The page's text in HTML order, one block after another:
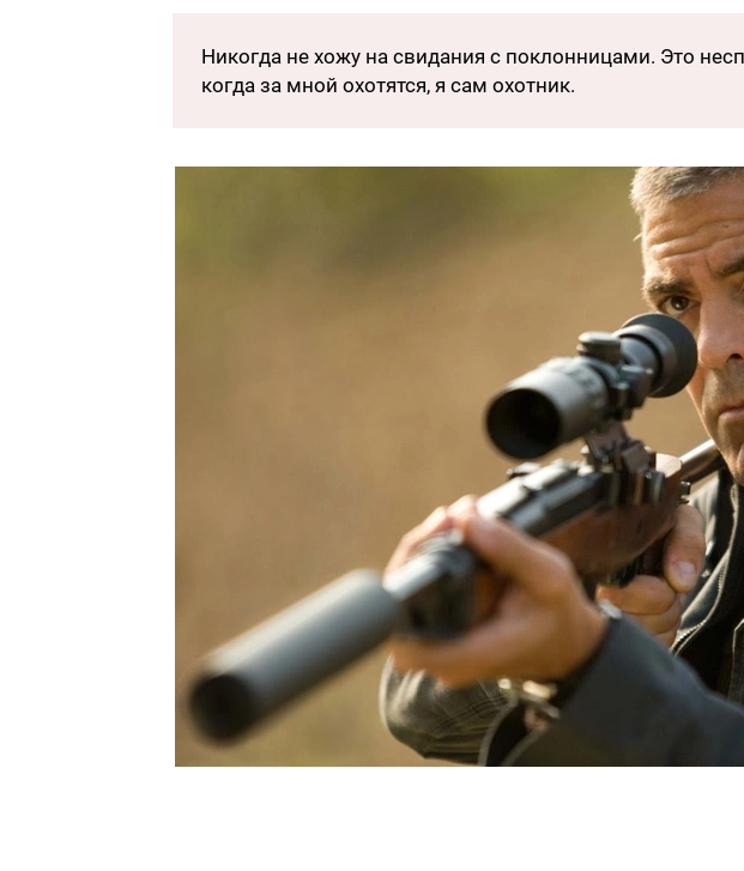
Никогда не хожу на свидания с поклонницами. Это
когда за мной охотятся, я сам охотник.